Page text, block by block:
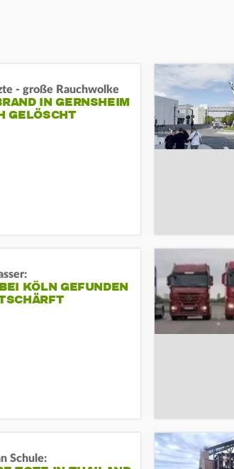
- große Rauchwolke
IN GERNSHEIM E
KÖLN GEFUNDEN
Schule: